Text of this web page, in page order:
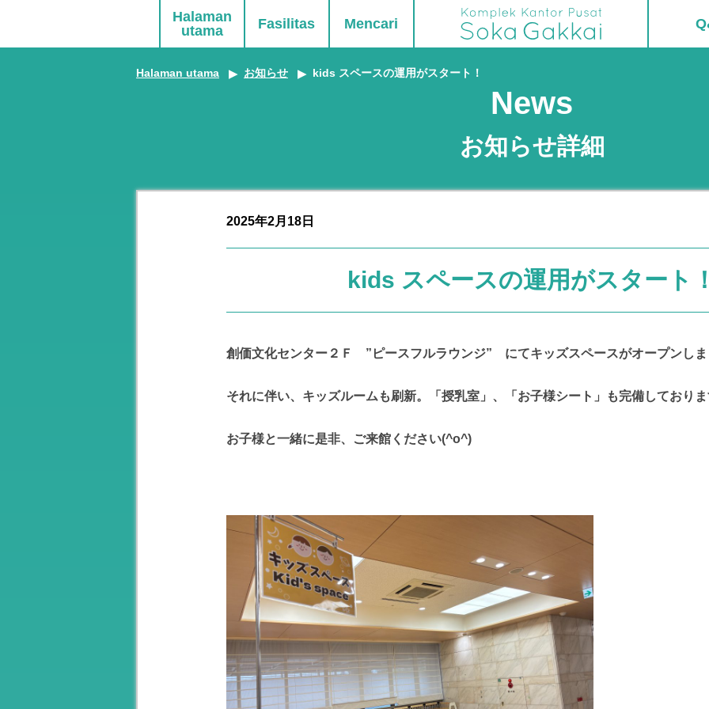
Halaman
utama
Fasilitas Mencari
Halaman utama ▶ お知らせ ▶ kids スペースの運用がスタート！
News
お知らせ詳細
2025年2月18日
kids スペースの運用がスタート
創価文化センター２Ｆ ”ピースフルラウンジ” にてキッズスペースがオープンしま
それに伴い、キッズルームも刷新。「授乳室」、「お子様シート」も完備しており
お子様と一緒に是非、ご来館ください(^o^)